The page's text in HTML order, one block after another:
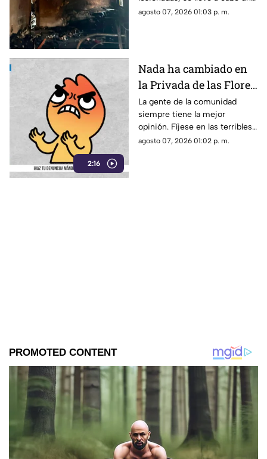
traslado aéreo de una de las
agosto 07, 2026 01:03 p. m.
2:16
Nada ha cambiado en
la Privada de las Flores
de Tepoztlán,
ciudadanos viven sin
pavimento ni drenaje
La gente de la comunidad
siempre tiene la mejor
opinión. Fíjese en las terribles
condiciones en las que viven
agosto 07, 2026 01:02 p. m.